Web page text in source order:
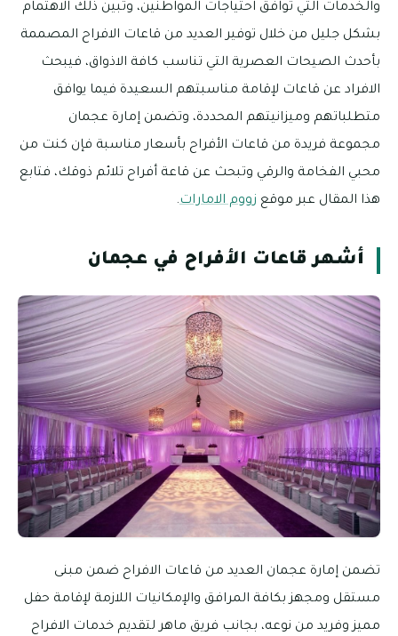
والخدمات التي توافق احتياجات المواطنين، وتبين ذلك الاهتمام
بشكل جليل من خلال توفير العديد من قاعات الافراح المصممة
بأحدث الصيحات العصرية التي تناسب كافة الاذواق، فيبحث
الافراد عن قاعات لإقامة مناسبتهم السعيدة فيما يوافق
متطلباتهم وميزانيتهم المحددة، وتضمن إمارة عجمان
مجموعة فريدة من قاعات الأفراح بأسعار مناسبة فإن كنت من
محبي الفخامة والرقي وتبحث عن قاعة أفراح تلائم ذوقك، فتابع
هذا المقال عبر موقع زووم الامارات.
أشهر قاعات الأفراح في عجمان
تضمن إمارة عجمان العديد من قاعات الافراح ضمن مبنى
مستقل ومجهز بكافة المرافق والإمكانيات اللازمة لإقامة حفل
مميز وفريد من نوعه، بجانب فريق ماهر لتقديم خدمات الافراح